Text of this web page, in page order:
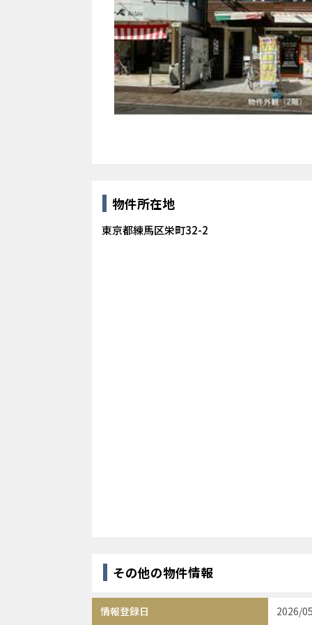
物件所在地
東京都練馬区栄町32-2
その他の物件情報
情報登録日 2026/